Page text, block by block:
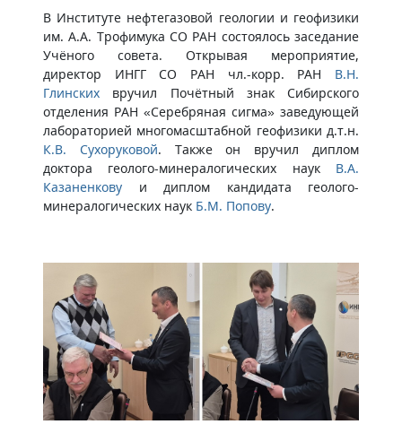
В Институте нефтегазовой геологии и геофизики
им. А.А. Трофимука СО РАН состоялось заседание
Учёного совета. Открывая мероприятие,
директор ИНГГ СО РАН чл.-корр. РАН В.Н.
Глинских вручил Почётный знак Сибирского
отделения РАН «Серебряная сигма» заведующей
лабораторией многомасштабной геофизики д.т.н.
К.В. Сухоруковой. Также он вручил диплом
доктора геолого-минералогических наук В.А.
Казаненкову и диплом кандидата геолого-
минералогических наук Б.М. Попову.